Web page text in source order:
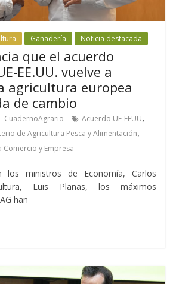
Ganadería Noticia destacada
que el acuerdo
EE.UU. vuelve a
agricultura europea
de cambio
CuadernoAgrario Acuerdo UE-EEUU,
de Agricultura Pesca y Alimentación,
Comercio y Empresa
los ministros de Economía, Carlos
Luis Planas, los máximos
han